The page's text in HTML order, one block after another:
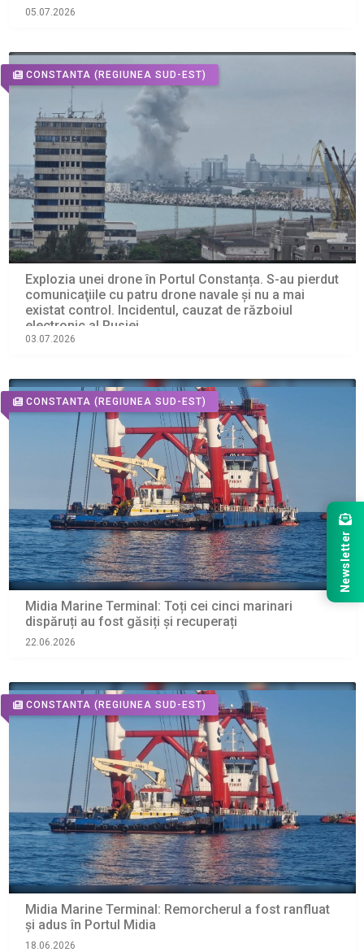
05.07.2026
CONSTANTA (REGIUNEA SUD-EST)
Explozia unei drone în Portul Constanța. S-au pierdut
comunicaţiile cu patru drone navale şi nu a mai
existat control. Incidentul, cauzat de războiul
electronic al Rusiei
03.07.2026
CONSTANTA (REGIUNEA SUD-EST)
Midia Marine Terminal: Toți cei cinci marinari
dispăruți au fost găsiți și recuperați
22.06.2026
CONSTANTA (REGIUNEA SUD-EST)
Midia Marine Terminal: Remorcherul a fost ranfluat
și adus în Portul Midia
18.06.2026
Newsletter